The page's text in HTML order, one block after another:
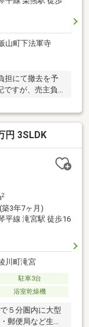
山町下法軍寺
担にて撤去を予
すが、売主負担
円 3SLDK
2
築3年7ヶ月)
平線 滝宮駅 徒歩16
川町滝宮
駐車3台
浴室乾燥機
５分圏内に大型
郵便局など生活